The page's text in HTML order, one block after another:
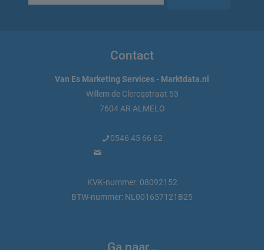
Contact
Van Es Marketing Services - Marktdata.nl
Willem de Clercqstraat 53
7604 AR ALMELO
0546 45 66 62
KVK-nummer: 08092152
BTW-nummer: NL001657121B25
Ga naar…